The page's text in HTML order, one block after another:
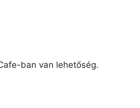
ban van lehetőség.